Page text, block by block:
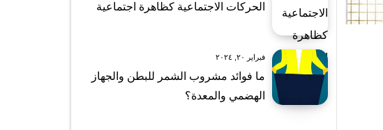
الحركات الاجتماعية كظاهرة اجتماعية
فبراير ٢٠, ٢٠٢٤
ما فوائد مشروب الشمر للبطن والجهاز
الهضمي والمعدة؟